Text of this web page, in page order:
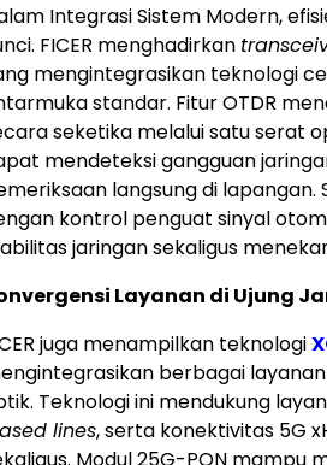
Integrasi Sistem Modern,
FICER menghadirkan
mengintegrasikan teknologi
standar. Fitur OTDR
seketika melalui satu serat
mendeteksi gangguan
langsung di lapangan.
kontrol penguat sinyal
jaringan sekaligus
Layanan di Ujung
juga menampilkan teknologi
berbagai
Teknologi ini mendukung
lines, serta konektivitas 5G